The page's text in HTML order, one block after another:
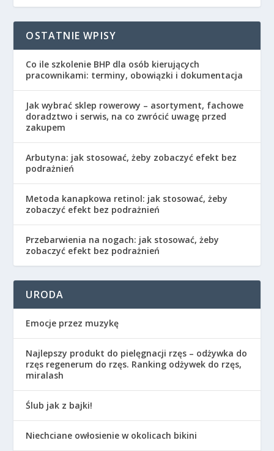
OSTATNIE WPISY
Co ile szkolenie BHP dla osób kierujących
pracownikami: terminy, obowiązki i dokumentacja
Jak wybrać sklep rowerowy – asortyment, fachowe
doradztwo i serwis, na co zwrócić uwagę przed
zakupem
Arbutyna: jak stosować, żeby zobaczyć efekt bez
podrażnień
Metoda kanapkowa retinol: jak stosować, żeby
zobaczyć efekt bez podrażnień
Przebarwienia na nogach: jak stosować, żeby
zobaczyć efekt bez podrażnień
URODA
Emocje przez muzykę
Najlepszy produkt do pielęgnacji rzęs – odżywka do
rzęs regenerum do rzęs. Ranking odżywek do rzęs,
miralash
Ślub jak z bajki!
Niechciane owłosienie w okolicach bikini